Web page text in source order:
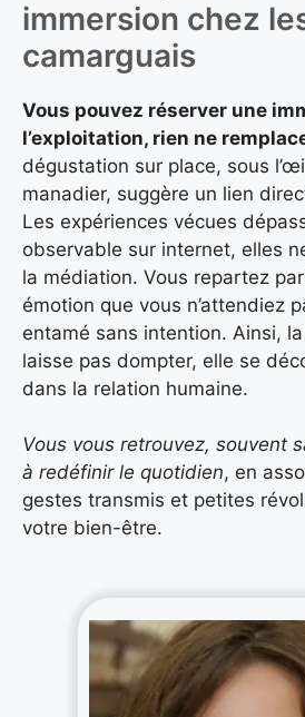
immersion chez
camarguais
Vous pouvez réserver une
l’exploitation, rien ne
dégustation sur place, sous
manadier, suggère un lien
Les expériences vécues
observable sur internet, elles
la médiation. Vous repartez
émotion que vous n’attendiez
entamé sans intention. Ainsi,
laisse pas dompter, elle se
dans la relation humaine.
Vous vous retrouvez, souvent
à redéfinir le quotidien, en
gestes transmis et petites
votre bien-être.